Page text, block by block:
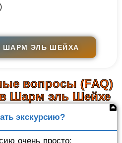
ШАРМ ЭЛЬ ШЕЙХА
вопросы (FAQ)
в Шарм эль Шейхе
экскурсию?
очень просто: